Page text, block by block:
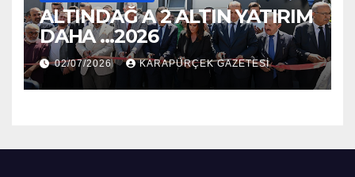
ALTINDAĞ A 2 ALTIN YATIRIM
DAHA …2026
02/07/2026 KARAPÜRÇEK GAZETESİ